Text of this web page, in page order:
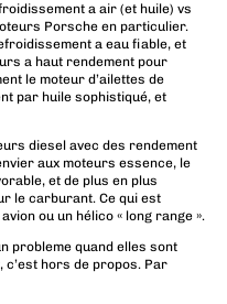
a air (et huile) vs
Porsche en particulier.
a eau fiable, et
a haut rendement pour
le moteur d’ailettes de
par huile sophistiqué, et
diesel avec des rendement
aux moteurs essence, le
et de plus en plus
le carburant. Ce qui est
ou un hélico « long range ».
probleme quand elles sont
hors de propos. Par